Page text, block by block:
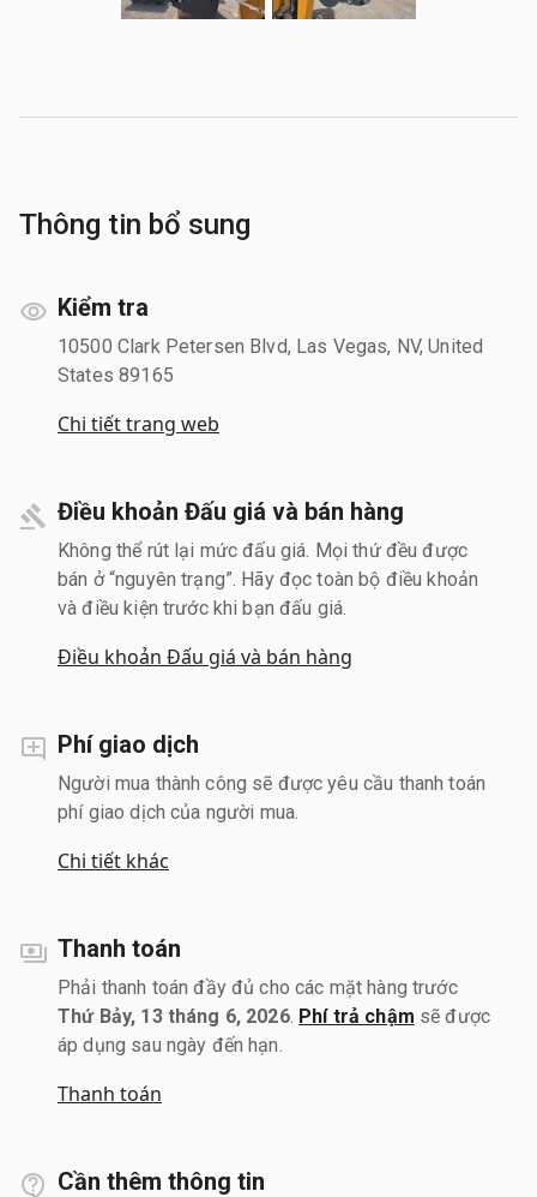
Thông tin bổ sung
Kiểm tra
10500 Clark Petersen Blvd, Las Vegas, NV, United
States 89165
Chi tiết trang web
Điều khoản Đấu giá và bán hàng
Không thể rút lại mức đấu giá. Mọi thứ đều được
bán ở “nguyên trạng”. Hãy đọc toàn bộ điều khoản
và điều kiện trước khi bạn đấu giá.
Điều khoản Đấu giá và bán hàng
Phí giao dịch
Người mua thành công sẽ được yêu cầu thanh toán
phí giao dịch của người mua.
Chi tiết khác
Thanh toán
Phải thanh toán đầy đủ cho các mặt hàng trước
Thứ Bảy, 13 tháng 6, 2026. Phí trả chậm sẽ được
áp dụng sau ngày đến hạn.
Thanh toán
Cần thêm thông tin